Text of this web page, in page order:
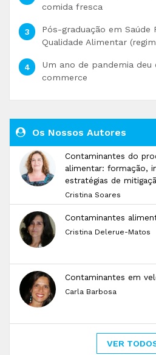
comida fresca
Pós-graduação em Saúde
Qualidade Alimentar
Um ano de pandemia deu
commerce
Os Nossos Autores
Contaminantes do
alimentar: formação,
estratégias de
Cristina Soares
Contaminantes
Cristina Delerue-Matos
Contaminantes em
Carla Barbosa
VER